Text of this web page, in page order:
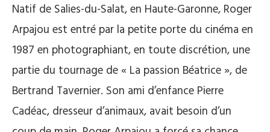
Natif de Salies-du-Salat, en Haute-Garonne, Roger
Arpajou est entré par la petite porte du cinéma en
1987 en photographiant, en toute discrétion, une
partie du tournage de « La passion Béatrice », de
Bertrand Tavernier. Son ami d’enfance Pierre
Cadéac, dresseur d’animaux, avait besoin d’un